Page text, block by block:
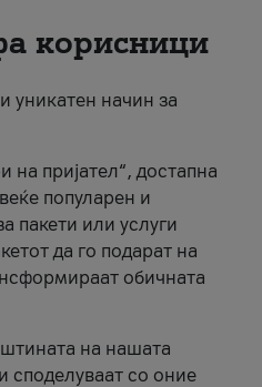
корисници
уникатен начин за
пријател“, достапна
популарен и
пакети или услуги
да го подарат на
обичната
на нашата
споделуваат со оние